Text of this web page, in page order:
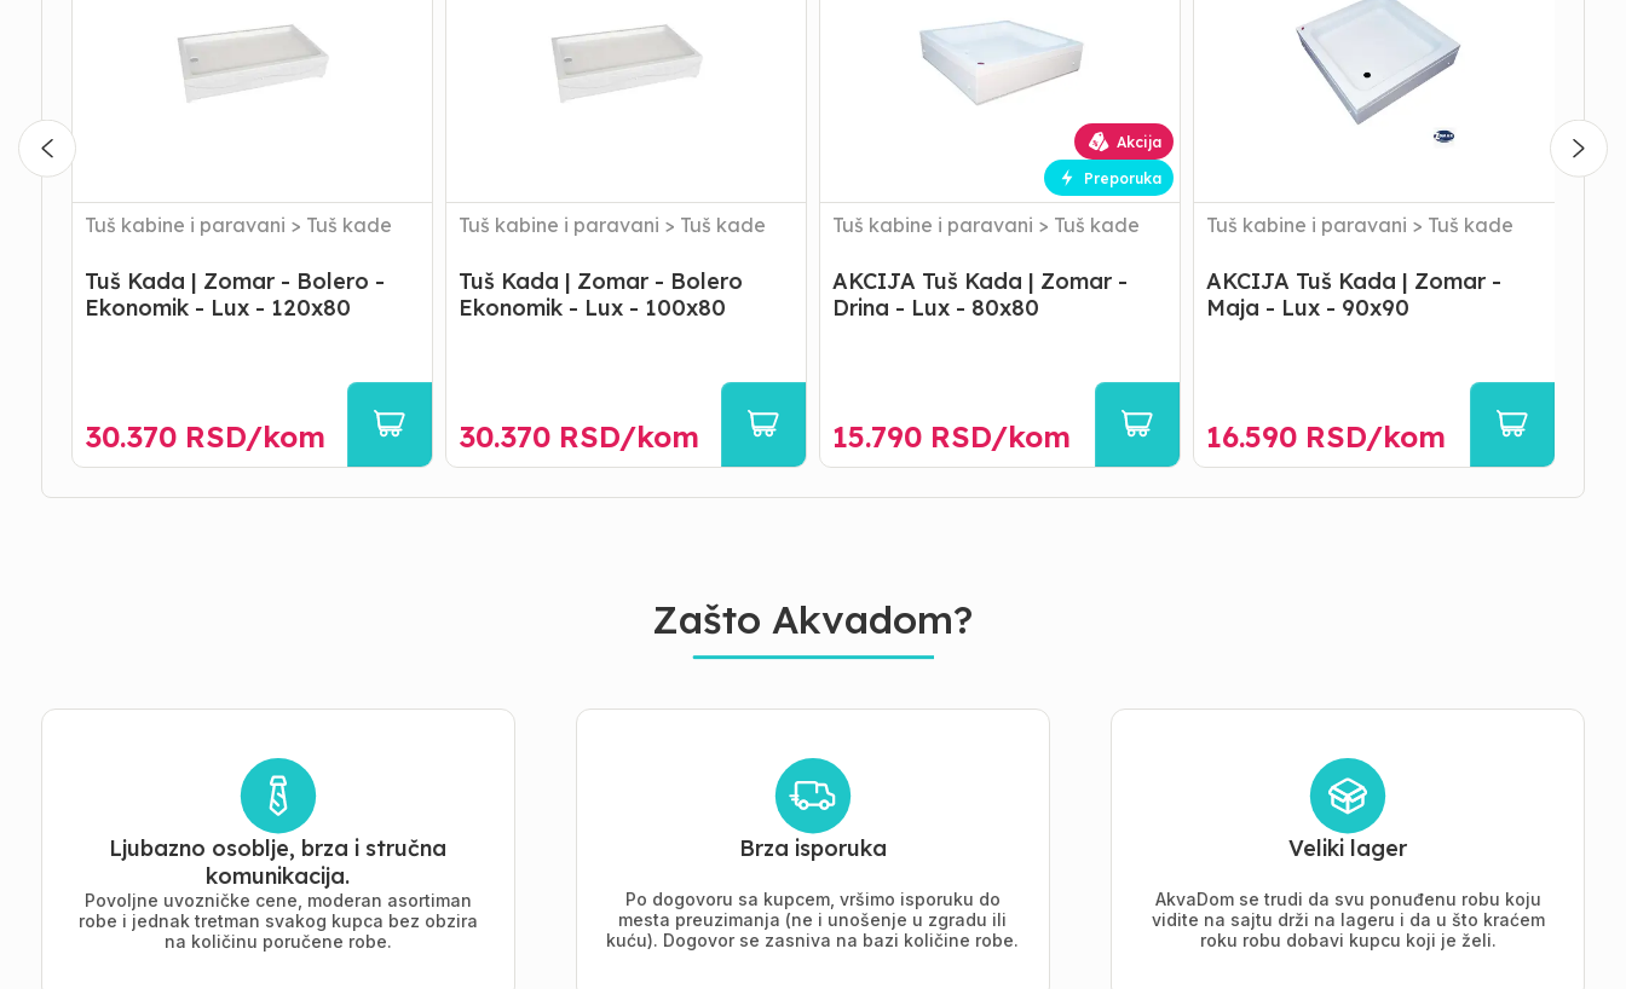
Lux
-
Tuš kabine i paravani > Tuš kade
Tuš Kada | Zomar - Bolero -
Ekonomik - Lux - 120x80
30.370RSD/kom
Tuš kabine i paravani > Tuš kade
Tuš Kada | Zomar - Bolero
Ekonomik - Lux - 100x80
30.370RSD/kom
Akcija
Preporuka
Tuš kabine i paravani > Tuš kade
AKCIJA Tuš Kada | Zomar -
Drina - Lux - 80x80
15.790 RSD/kom
Tuš kabine i paravani > Tuš kade
AKCIJA Tuš Kada | Zomar -
Maja - Lux - 90x90
16.590 RSD/kom
-
R90
Zašto Akvadom?
Ljubazno osoblje, brza i stručna
komunikacija.
Povoljne uvozničke cene, moderan asortiman
robe i jednak tretman svakog kupca bez obzira
na količinu poručene robe.
Brza isporuka
Po dogovoru sa kupcem, vršimo isporuku do
mesta preuzimanja (ne i unošenje u zgradu ili
kuću). Dogovor se zasniva na bazi količine robe.
Veliki lager
AkvaDom se trudi da svu ponuđenu robu koju
vidite na sajtu drži na lageru i da u što kraćem
roku robu dobavi kupcu koji je želi.